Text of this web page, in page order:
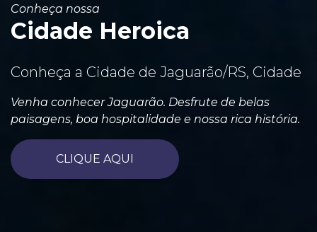
Conheça nossa
Cidade Heroica
Conheça a Cidade de Jaguarão/RS, Cidade
Venha conhecer Jaguarão. Desfrute de belas
paisagens, boa hospitalidade e nossa rica história.
CLIQUE AQUI